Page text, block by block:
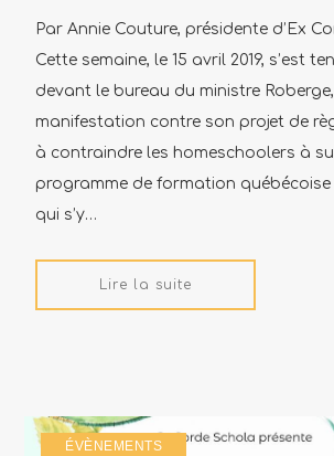
Par Annie Couture, présidente d’Ex
Cette semaine, le 15 avril 2019, s’est
devant le bureau du ministre
manifestation contre son projet de
à contraindre les homeschoolers à
programme de formation québécoise
qui s’y…
Lire la suite
ÉVÈNEMENTS